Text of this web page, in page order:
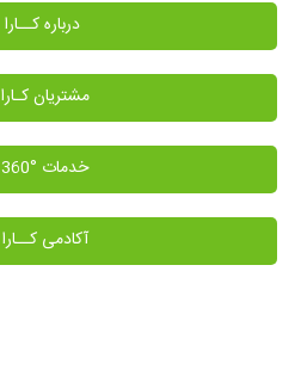
درباره کــارا
مشتریان کـارا
خدمات °360
آکادمی کــارا​